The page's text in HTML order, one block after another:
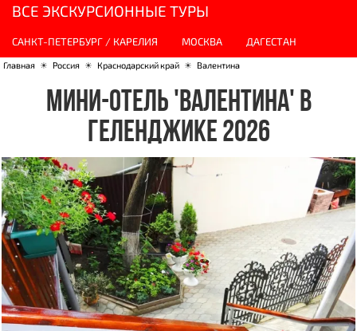
ВСЕ ЭКСКУРСИОННЫЕ ТУРЫ
САНКТ-ПЕТЕРБУРГ / КАРЕЛИЯ МОСКВА ДАГЕСТАН
Главная ☀ Россия ☀ Краснодарский край ☀ Валентина
МИНИ-ОТЕЛЬ 'ВАЛЕНТИНА' В
ГЕЛЕНДЖИКЕ 2026